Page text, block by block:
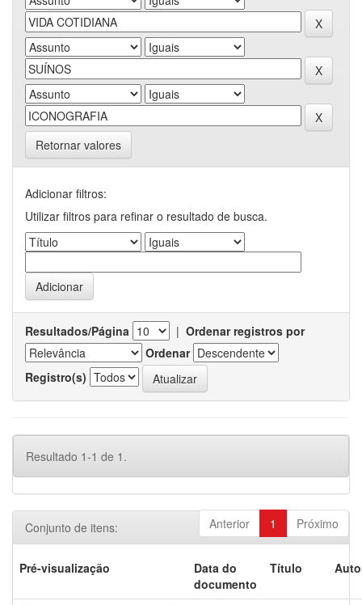
Retornar valores
Adicionar filtros:
Utilizar filtros para refinar o resultado de busca.
Resultados/Página | Ordenar registros por
Ordenar
Registro(s)
Resultado 1-1 de 1.
Anterior 1 Próximo
Conjunto de itens:
Pré-visualização
Data do
documento
Título